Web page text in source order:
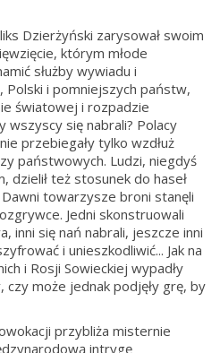
Dzierżyński zarysował swoim
którym młode
służby wywiadu i
Polski i pomniejszych państw,
światowej i rozpadzie
wszyscy się nabrali? Polacy
przebiegały tylko wzdłuż
państwowych. Ludzi, niegdyś
dzielił też stosunek do haseł
towarzysze broni stanęli
Jedni skonstruowali
inni się nań nabrali, jeszcze inni
i unieszkodliwić... Jak na
i Rosji Sowieckiej wypadły
czy może jednak podjęły grę, by
przybliża misternie
intrygę